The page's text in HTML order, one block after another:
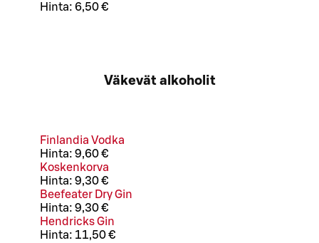
Hinta: 6,50 €
Väkevät alkoholit
Finlandia Vodka
Hinta: 9,60 €
Koskenkorva
Hinta: 9,30 €
Beefeater Dry Gin
Hinta: 9,30 €
Hendricks Gin
Hinta: 11,50 €